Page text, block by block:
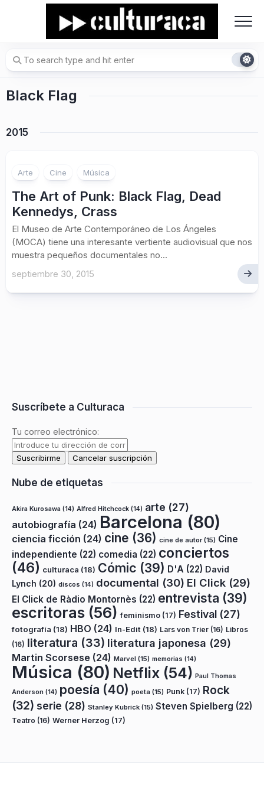
Black Flag
2015
Arte Cine Música
The Art of Punk: Black Flag, Dead
Kennedys, Crass
El Museo de Arte Contemporáneo de Los Ángeles
(MOCA) tiene una interesante vertiente audiovisual que nos
muestra pequeños documentales no...
septiembre 30, 2015
Suscríbete a Culturaca
Tu correo electrónico:
Nube de etiquetas
Akira Kurosawa (14) Alfred Hitchcock (14) arte (27)
autobiografía (24) Barcelona (80)
ciencia ficción (24) cine (36) cine de autor(15) Cine
independiente (22) comedia (22) conciertos
(46) culturaca (18) Cómic (39) D'A (22) David
Lynch (20) discos (14) documental (30) El Click (29)
El Click de Ràdio Montornès (22) entrevista (39)
escritoras (56) feminismo (17) Festival (27)
fotografía (18) HBO (24) In-Edit (18) Lars von Trier (16) Libros
(16) literatura (33) literatura japonesa (29)
Martin Scorsese (24) Marvel (15) memorias (14)
Música (80) Netflix (54) Paul Thomas
Anderson (14) poesía (40) poeta (15) Punk (17) Rock
(32) serie (28) Stanley Kubrick (15) Steven Spielberg (22)
Teatro (16) Werner Herzog (17)